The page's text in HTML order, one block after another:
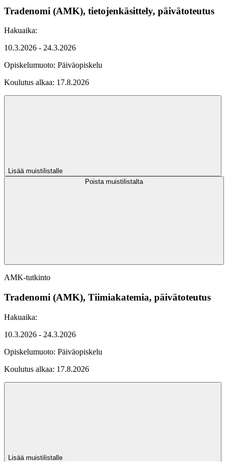
Tradenomi (AMK), tietojenkäsittely, päivätoteutus
Hakuaika:
10.3.2026 - 24.3.2026
Opiskelumuoto: Päiväopiskelu
Koulutus alkaa: 17.8.2026
Lisää muistilistalle
Poista muistilistalta
AMK-tutkinto
Tradenomi (AMK), Tiimiakatemia, päivätoteutus
Hakuaika:
10.3.2026 - 24.3.2026
Opiskelumuoto: Päiväopiskelu
Koulutus alkaa: 17.8.2026
Lisää muistilistalle